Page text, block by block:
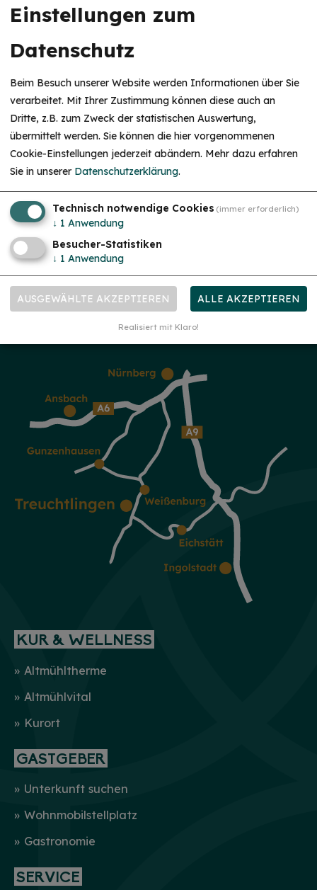
powered by Holidu Smart Destination
Einstellungen zum
Datenschutz
Beim Besuch unserer Website werden Informationen über Sie
verarbeitet. Mit Ihrer Zustimmung können diese auch an
Dritte, z.B. zum Zweck der statistischen Auswertung,
übermittelt werden. Sie können die hier vorgenommenen
Cookie-Einstellungen jederzeit abändern. Mehr dazu erfahren
Sie in unserer Datenschutzerklärung.
Technisch notwendige Cookies (immer erforderlich)
↓ 1 Anwendung
Besucher-Statistiken
↓ 1 Anwendung
AUSGEWÄHLTE AKZEPTIEREN ALLE AKZEPTIEREN
Realisiert mit Klaro!
KUR & WELLNESS
Altmühltherme
Altmühlvital
Kurort
GASTGEBER
Unterkunft suchen
Wohnmobilstellplatz
Gastronomie
SERVICE
HINWEIS
Christkind & Engel gesucht!
Wir suchen dich als Christkind oder Engel. Hast
du Lust das Gesicht der Treuchtlinger
Lächeln ins Gesicht zu zaubern und Freude und
Herzlichkeit auszustrahlen? Dann melde dich
gerne bei uns!...mehr